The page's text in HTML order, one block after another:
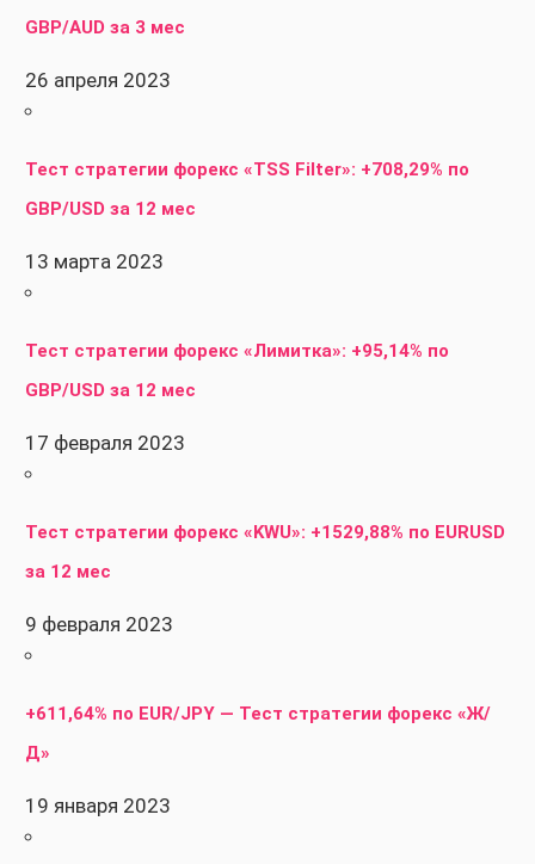
GBP/AUD за 3 мес
26 апреля 2023
Тест стратегии форекс «TSS Filter»: +708,29% по
GBP/USD за 12 мес
13 марта 2023
Тест стратегии форекс «Лимитка»: +95,14% по
GBP/USD за 12 мес
17 февраля 2023
Тест стратегии форекс «KWU»: +1529,88% по EURUSD
за 12 мес
9 февраля 2023
+611,64% по EUR/JPY — Тест стратегии форекс «Ж/
Д»
19 января 2023